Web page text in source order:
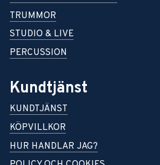
TRUMMOR
STUDIO & LIVE
PERCUSSION
Kundtjänst
KUNDTJÄNST
KÖPVILLKOR
HUR HANDLAR JAG?